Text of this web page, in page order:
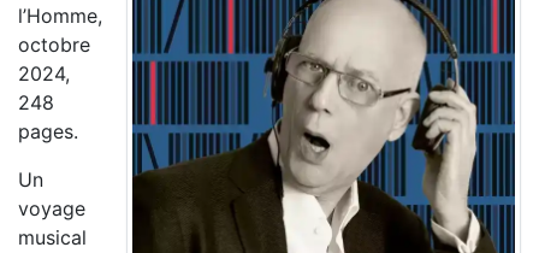
l’Homme,
octobre
2024,
248
pages.
Un
voyage
musical